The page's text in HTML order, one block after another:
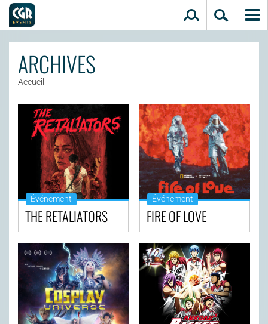
ARCHIVES
Accueil
Événement
THE RETALIATORS
Événement
FIRE OF LOVE